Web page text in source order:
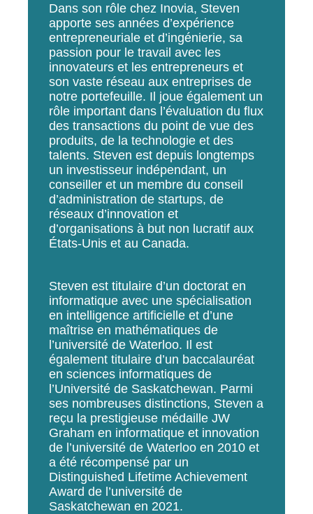
Dans son rôle chez Inovia, Steven
apporte ses années d’expérience
entrepreneuriale et d’ingénierie, sa
passion pour le travail avec les
innovateurs et les entrepreneurs et
son vaste réseau aux entreprises de
notre portefeuille. Il joue également un
rôle important dans l’évaluation du flux
des transactions du point de vue des
produits, de la technologie et des
talents. Steven est depuis longtemps
un investisseur indépendant, un
conseiller et un membre du conseil
d’administration de startups, de
réseaux d’innovation et
d’organisations à but non lucratif aux
États-Unis et au Canada.
Steven est titulaire d’un doctorat en
informatique avec une spécialisation
en intelligence artificielle et d’une
maîtrise en mathématiques de
l’université de Waterloo. Il est
également titulaire d’un baccalauréat
en sciences informatiques de
l’Université de Saskatchewan. Parmi
ses nombreuses distinctions, Steven a
reçu la prestigieuse médaille JW
Graham en informatique et innovation
de l’université de Waterloo en 2010 et
a été récompensé par un
Distinguished Lifetime Achievement
Award de l’université de
Saskatchewan en 2021.